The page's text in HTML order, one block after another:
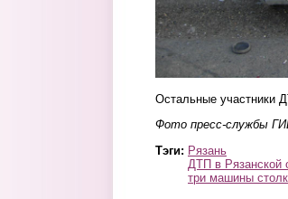
Остальные участники
Фото пресс-службы
Тэги: Рязань
ДТП в Рязанской
три машины